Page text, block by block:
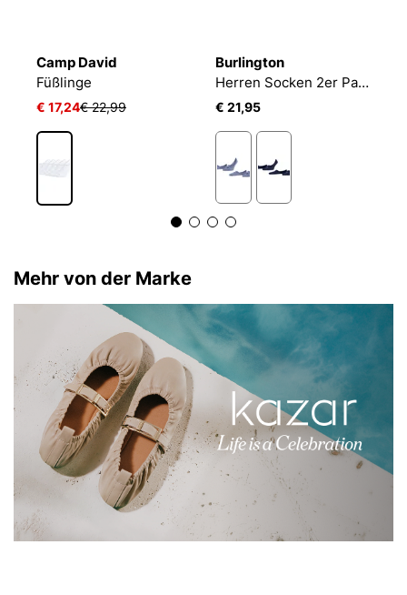
Camp David
Füßlinge
€ 17,24€ 22,99
Burlington
Herren Socken 2er Pack EVERYDAY IN 2P
€ 21,95
Mehr von der Marke